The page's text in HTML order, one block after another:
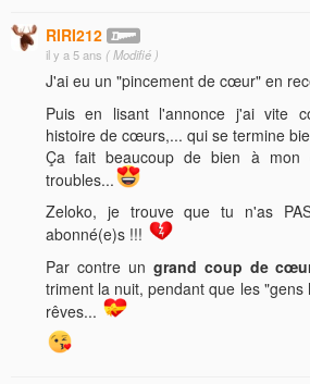
RIRI212
il y a 5 ans ( Modifié )
J'ai eu un "pincement de cœur" en
Puis en lisant l'annonce j'ai vite
histoire de cœurs,... qui se termine
Ça fait beaucoup de bien à
troubles...
Zeloko, je trouve que tu n'as
abonné(e)s !!!
Par contre un grand coup de
triment la nuit, pendant que les
rêves...